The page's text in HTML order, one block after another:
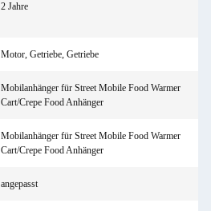
2 Jahre
Motor, Getriebe, Getriebe
Mobilanhänger für Street Mobile Food Warmer
Cart/Crepe Food Anhänger
Mobilanhänger für Street Mobile Food Warmer
Cart/Crepe Food Anhänger
angepasst